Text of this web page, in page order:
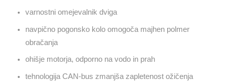
varnostni omejevalnik dviga
navpično pogonsko kolo omogoča majhen polmer
obračanja
ohišje motorja, odporno na vodo in prah
tehnologija CAN-bus zmanjša zapletenost ožičenja